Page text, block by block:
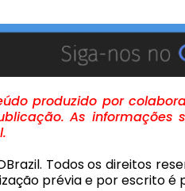
produzido por
As informações
Todos os direitos
prévia e por escrito é